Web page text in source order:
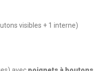
visibles + 1 interne)